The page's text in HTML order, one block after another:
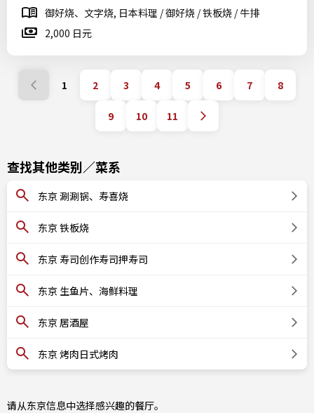
御好烧、文字烧, 日本料理 / 御好烧 / 铁板烧 / 牛排
2,000 日元
1 2 3 4 5 6 7 8
9 10 11
查找其他类别／菜系
东京 涮涮锅、寿喜烧
东京 铁板烧
东京 寿司创作寿司押寿司
东京 生鱼片、海鲜料理
东京 居酒屋
东京 烤肉日式烤肉
请从东京信息中选择感兴趣的餐厅。